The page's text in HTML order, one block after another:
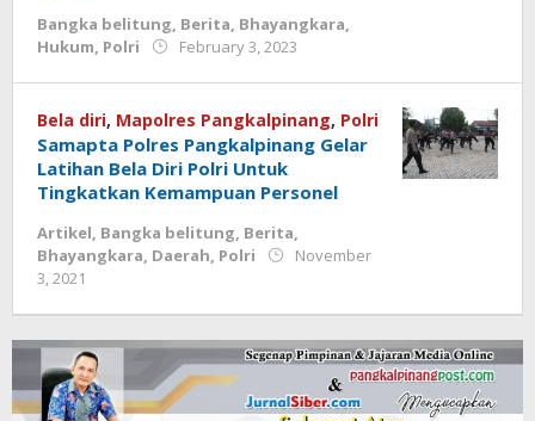
Bangka belitung, Berita, Bhayangkara,
Hukum, Polri February 3, 2023
Bela diri, Mapolres Pangkalpinang, Polri
Samapta Polres Pangkalpinang Gelar
Latihan Bela Diri Polri Untuk
Tingkatkan Kemampuan Personel
Artikel, Bangka belitung, Berita,
Bhayangkara, Daerah, Polri
November
3, 2021